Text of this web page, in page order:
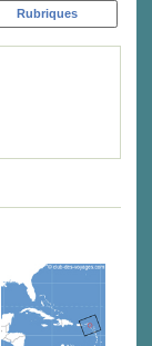
Rubriques